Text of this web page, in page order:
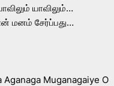
யாவிலும்…
மனம் சேர்ப்பது…
Aganaga Muganagaiye O